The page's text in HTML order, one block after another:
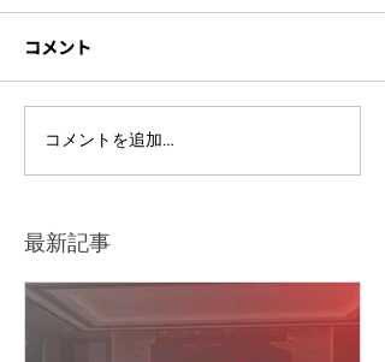
【オンラインイベント】
国境なき医師団(MSF) ×
「人道援助コングレス東
コメント
コメントを追加…
最新記事